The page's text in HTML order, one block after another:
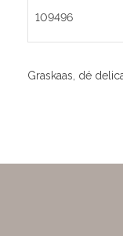
109496
Graskaas, dé